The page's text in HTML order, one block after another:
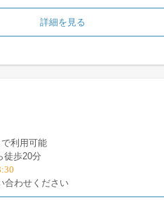
詳細を見る
利用可能
徒歩20分
合わせください